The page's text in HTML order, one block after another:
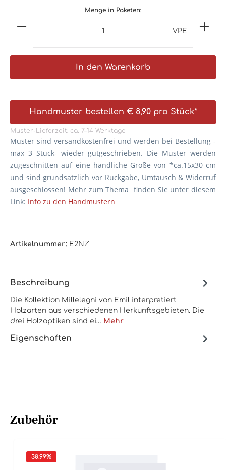
Menge in Paketen:
VPE
In den Warenkorb
Handmuster bestellen € 8,90 pro Stück*
Muster-Lieferzeit: ca. 7–14 Werktage
Muster sind versandkostenfrei und werden bei Bestellung -
max 3 Stück- wieder gutgeschrieben. Die Muster werden
zugeschnitten auf eine handliche Größe von *ca.15x30 cm
und sind grundsätzlich vor Rückgabe, Umtausch & Widerruf
ausgeschlossen! Mehr zum Thema finden Sie unter diesem
Link: Info zu den Handmustern
Artikelnummer: E2NZ
Beschreibung
Die Kollektion Millelegni von Emil interpretiert
Holzarten aus verschiedenen Herkunftsgebieten. Die
drei Holzoptiken sind ei… Mehr
Eigenschaften
Zubehör
38.99%